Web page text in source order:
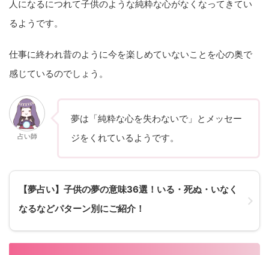
人になるにつれて子供のような純粋な心がなくなってきてい
るようです。
仕事に終われ昔のように今を楽しめていないことを心の奥で
感じているのでしょう。
占い師
夢は「純粋な心を失わないで」とメッセー
ジをくれているようです。
【夢占い】子供の夢の意味36選！いる・死ぬ・いなく
なるなどパターン別にご紹介！